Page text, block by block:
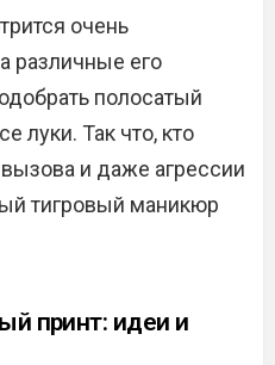
очень
различные его
полосатый
луки. Так что, кто
и даже агрессии
тигровый маникюр
принт: идеи и